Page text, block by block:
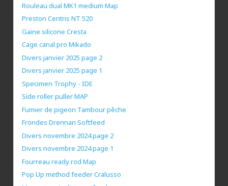
Rouleau dual MK1 medium Map
Preston Centris NT 520
Gaine silicone Cresta
Cage canal pro Mikado
Divers janvier 2025 page 2
Divers janvier 2025 page 1
Specimen Trophy - IDE
Side roller puller MAP
Fumier de pigeon Tambour pêche
Frondes Drennan Softfeed
Divers novembre 2024 page 2
Divers novembre 2024 page 1
Fourreau ready rod Map
Pop Up method feeder Cralusso